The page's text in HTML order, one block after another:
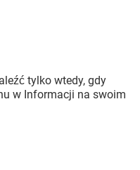
tylko wtedy, gdy
w Informacji na swoim